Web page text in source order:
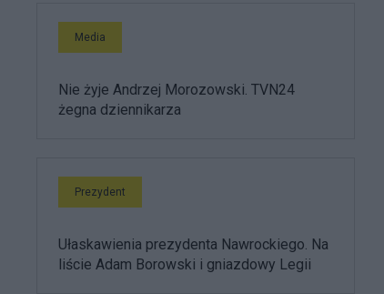
Media
Nie żyje Andrzej Morozowski. TVN24
żegna dziennikarza
Prezydent
Ułaskawienia prezydenta Nawrockiego. Na
liście Adam Borowski i gniazdowy Legii